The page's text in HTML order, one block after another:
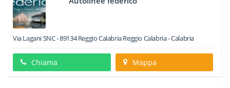
Via Lagani SNC-89134 Reggio CalabriaReggio Calabria -Calabria
Chiama Mappa